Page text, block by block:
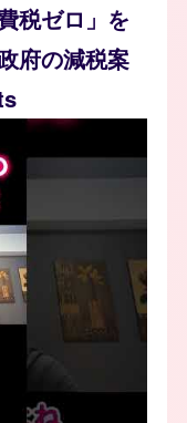
税ゼロ」を
府の減税案